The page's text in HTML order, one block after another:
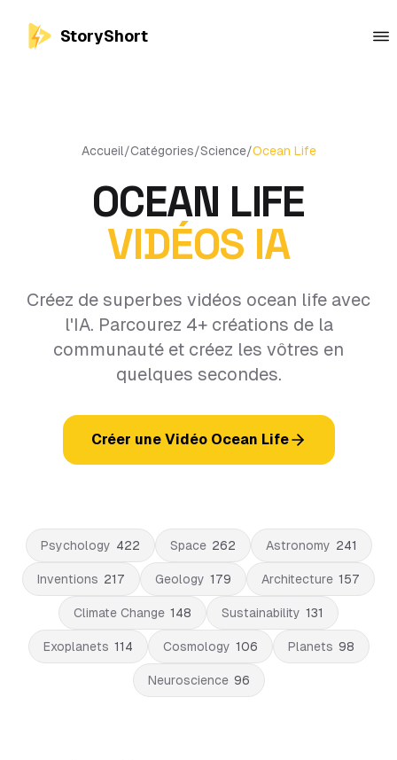
StoryShort
Accueil/Catégories/Science/Ocean Life
OCEAN LIFE
VIDÉOS IA
Créez de superbes vidéos ocean life avec
l'IA. Parcourez 4+ créations de la
communauté et créez les vôtres en
quelques secondes.
Créer une Vidéo Ocean Life
Psychology 422 Space 262 Astronomy 241
Inventions 217 Geology 179 Architecture 157
Climate Change 148 Sustainability 131
Exoplanets 114 Cosmology 106 Planets 98
Neuroscience 96